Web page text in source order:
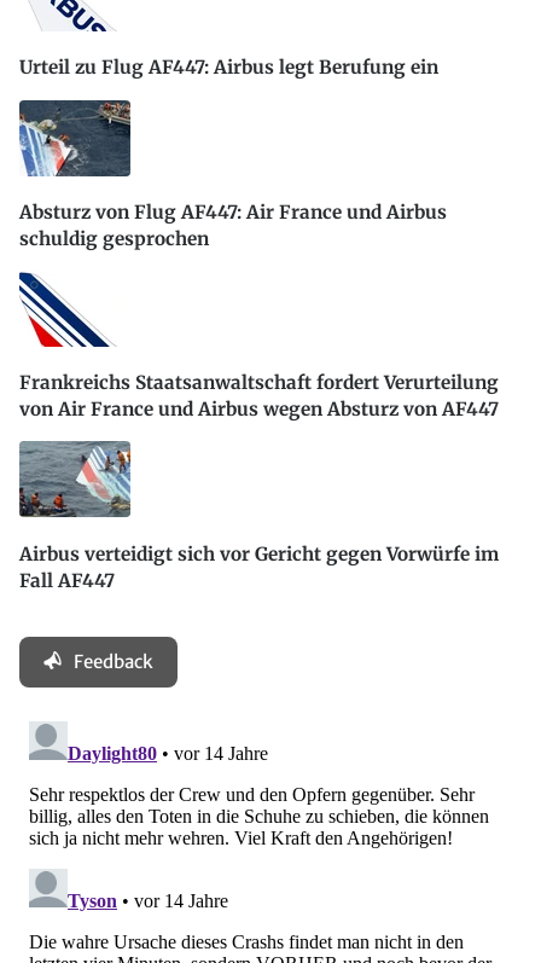
Urteil zu Flug AF447: Airbus legt Berufung ein
Absturz von Flug AF447: Air France und Airbus
schuldig gesprochen
Frankreichs Staatsanwaltschaft fordert Verurteilung
von Air France und Airbus wegen Absturz von AF447
Airbus verteidigt sich vor Gericht gegen Vorwürfe im
Fall AF447
Feedback